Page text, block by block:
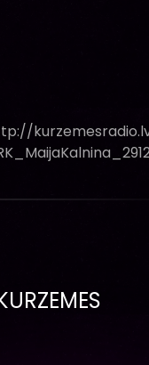
kurzemesradio.lv/